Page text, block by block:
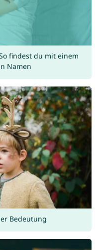
findest du mit einem
Namen
Bedeutung